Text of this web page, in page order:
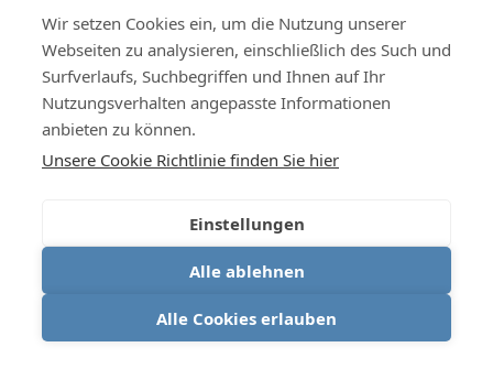
Wir setzen Cookies ein, um die Nutzung unserer
Webseiten zu analysieren, einschließlich des Such und
Surfverlaufs, Suchbegriffen und Ihnen auf Ihr
Nutzungsverhalten angepasste Informationen
anbieten zu können.
Unsere Cookie Richtlinie finden Sie hier
Einstellungen
Alle ablehnen
Alle Cookies erlauben